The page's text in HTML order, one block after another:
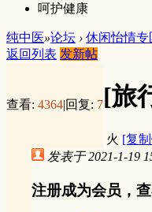
呵护健康
纯中医»论坛 › 休闲怡情专
返回列表 发新帖
查看: 4364|回复: 7[旅
火 [复
发表于 2021-1-19
注册成为会员，